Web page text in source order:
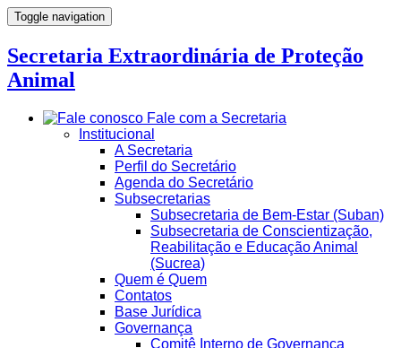
Toggle navigation
Secretaria Extraordinária de Proteção
Animal
Fale com a Secretaria
Institucional
A Secretaria
Perfil do Secretário
Agenda do Secretário
Subsecretarias
Subsecretaria de Bem-Estar (Suban)
Subsecretaria de Conscientização,
Reabilitação e Educação Animal
(Sucrea)
Quem é Quem
Contatos
Base Jurídica
Governança
Comitê Interno de Governança